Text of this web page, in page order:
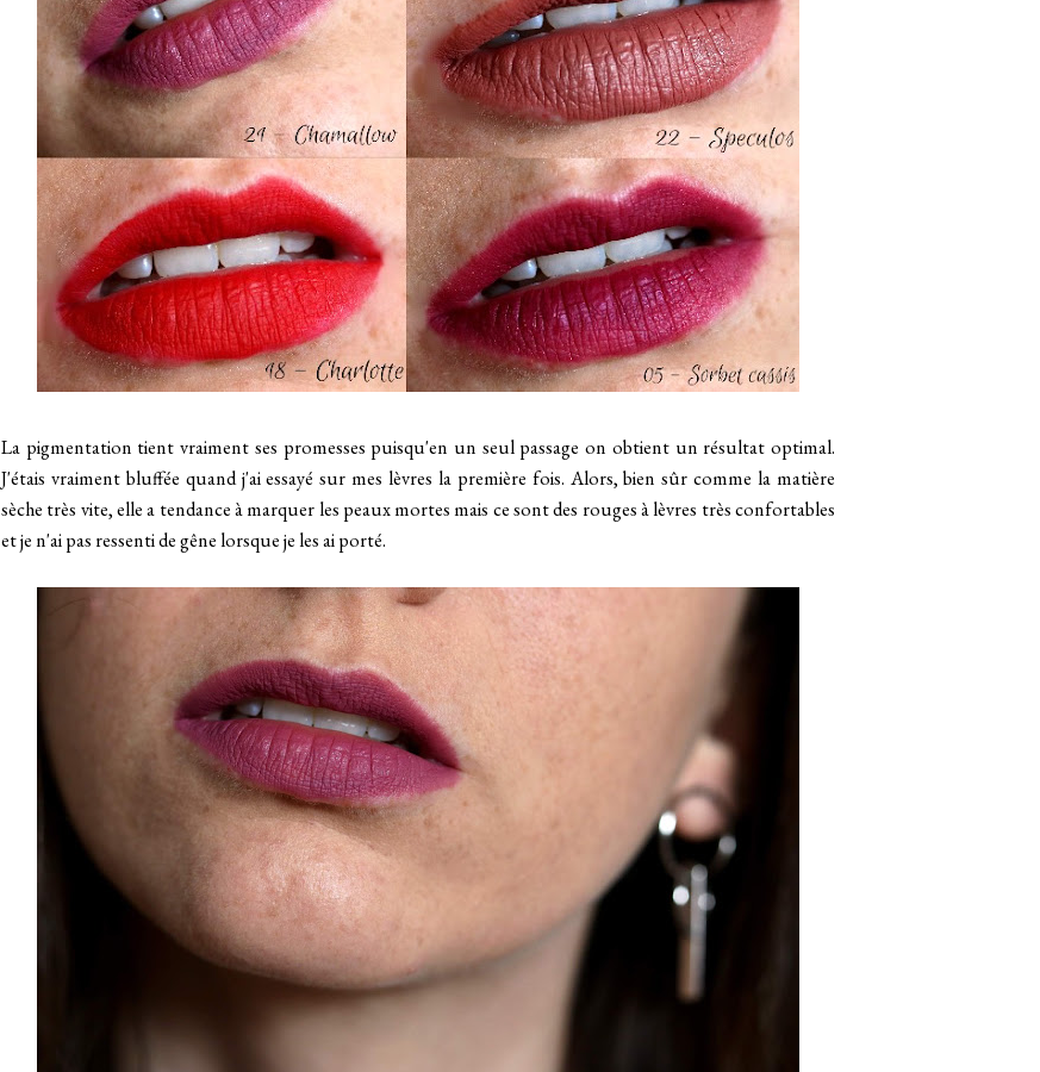
La pigmentation tient vraiment ses promesses puisqu'en un seul passage on obtient un résultat optimal.
J'étais vraiment bluffée quand j'ai essayé sur mes lèvres la première fois. Alors, bien sûr comme la matière
sèche très vite, elle a tendance à marquer les peaux mortes mais ce sont des rouges à lèvres très confortables
et je n'ai pas ressenti de gêne lorsque je les ai porté.